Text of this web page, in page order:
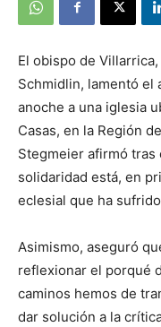
El obispo de
Schmidlin, lamentó el
anoche a una iglesia
Casas, en la Región
Stegmeier afirmó tras
solidaridad está, en
eclesial que ha
Asimismo, aseguró
reflexionar el porqué
caminos hemos de
dar solución a la